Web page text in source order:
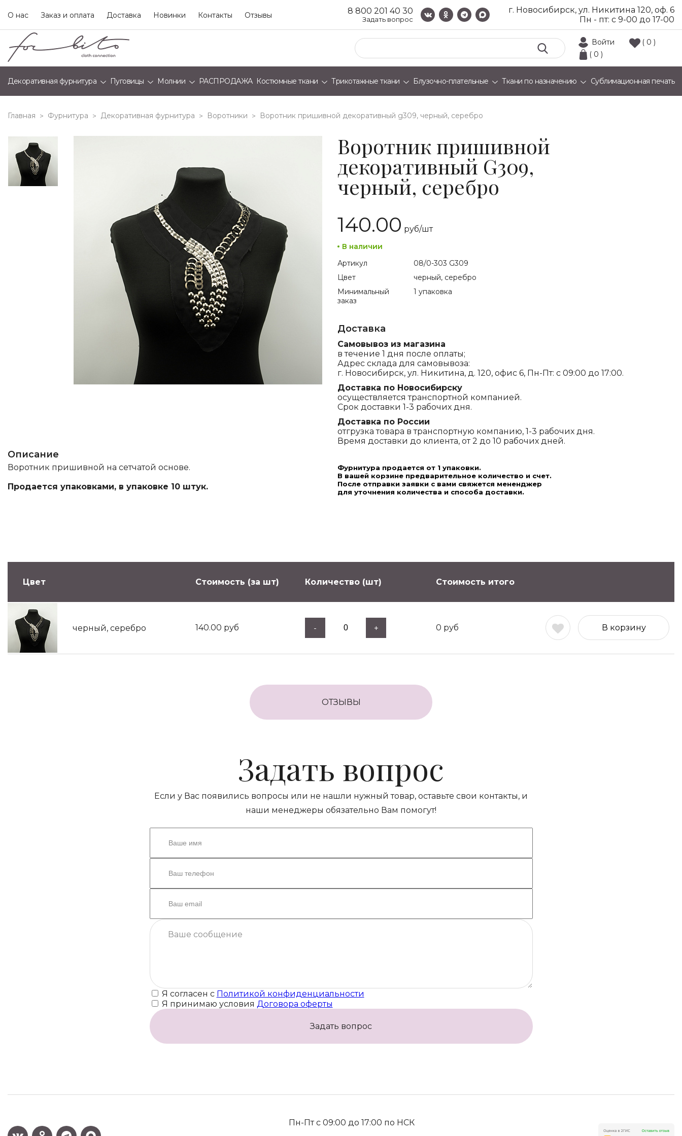
О нас Заказ и оплата Доставка Новинки Контакты Отзывы 8 800 201 40 30
Задать вопрос
г. Новосибирск, ул. Никитина 120, оф. 6
Пн - пт: с 9-00 до 17-00
Войти
( 0 )
( 0 )
Декоративная фурнитура Пуговицы Молнии РАСПРОДАЖА Костюмные ткани Трикотажные ткани Блузочно-плательные Ткани по назначению Сублимационная печать
Главная > Фурнитура > Декоративная фурнитура > Воротники > воротник пришивной декоративный g309, черный, серебро
Описание
Воротник пришивной на сетчатой основе.
Продается упаковками, в упаковке 10 штук.
Воротник пришивной
декоративный G309,
черный, серебро
140.00 руб/шт
В наличии
Артикул
08/0-303 G309
Цвет
черный, серебро
Минимальный
заказ
1 упаковка
Доставка
Самовывоз из магазина
в течение 1 дня после оплаты;
Адрес склада для самовывоза:
г. Новосибирск, ул. Никитина, д. 120, офис 6, Пн-Пт: с 09:00 до 17:00.
Доставка по Новосибирску
осуществляется транспортной компанией.
Срок доставки 1-3 рабочих дня.
Доставка по России
отгрузка товара в транспортную компанию, 1-3 рабочих дня.
Время доставки до клиента, от 2 до 10 рабочих дней.
Фурнитура продается от 1 упаковки.
В вашей корзине предварительное количество и счет.
После отправки заявки с вами свяжется мененджер
для уточнения количества и способа доставки.
Цвет Стоимость (за шт) Количество (шт) Стоимость итого
черный, серебро 140.00 руб - + 0 руб В корзину
ОТЗЫВЫ
Задать вопрос
Если у Вас появились вопросы или не нашли нужный товар, оставьте свои контакты, и
наши менеджеры обязательно Вам помогут!
Я согласен с Политикой конфиденциальности
Я принимаю условия Договора оферты
Задать вопрос
Пн-Пт с 09:00 до 17:00 по НСК